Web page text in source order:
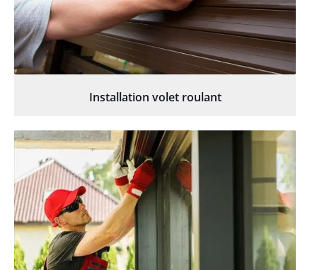
Installation volet roulant